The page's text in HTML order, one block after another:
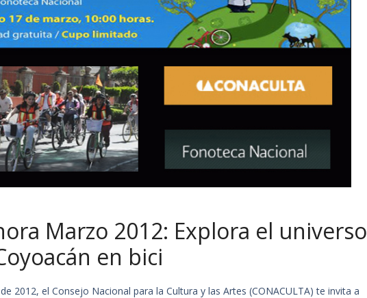
Marzo 2012: Explora el universo
en bici
2012, el Consejo Nacional para la Cultura y las Artes (CONACULTA) te invita a